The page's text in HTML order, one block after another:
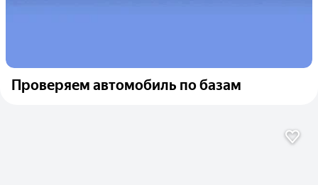
Проверяем автомобиль по базам